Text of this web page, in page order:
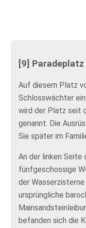
[9] Paradeplatz
Auf diesem Platz
Schlosswächter
wird der Platz seit
genannt. Die
Sie später im
An der linken Seite
fünfgeschossige
der
ursprüngliche
befanden sich die